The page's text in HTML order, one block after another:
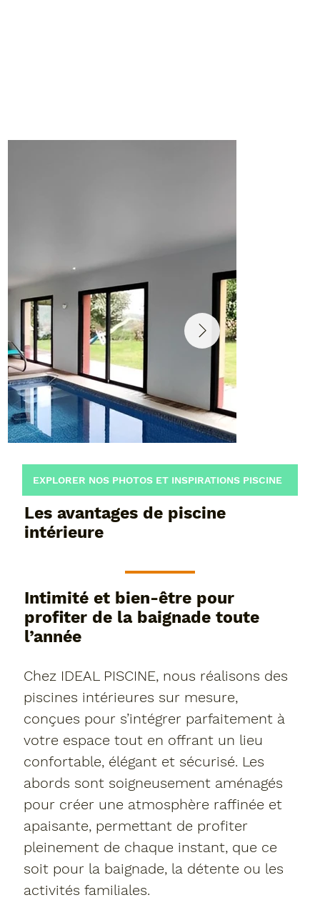
Les avantages de piscine
intérieure
Intimité et bien-être pour
profiter de la baignade toute
l’année
Chez IDEAL PISCINE, nous réalisons des
piscines intérieures sur mesure,
conçues pour s’intégrer parfaitement à
votre espace tout en offrant un lieu
confortable, élégant et sécurisé. Les
abords sont soigneusement aménagés
pour créer une atmosphère raffinée et
apaisante, permettant de profiter
pleinement de chaque instant, que ce
soit pour la baignade, la détente ou les
activités familiales.
EXPLORER NOS PHOTOS ET INSPIRATIONS PISCINE